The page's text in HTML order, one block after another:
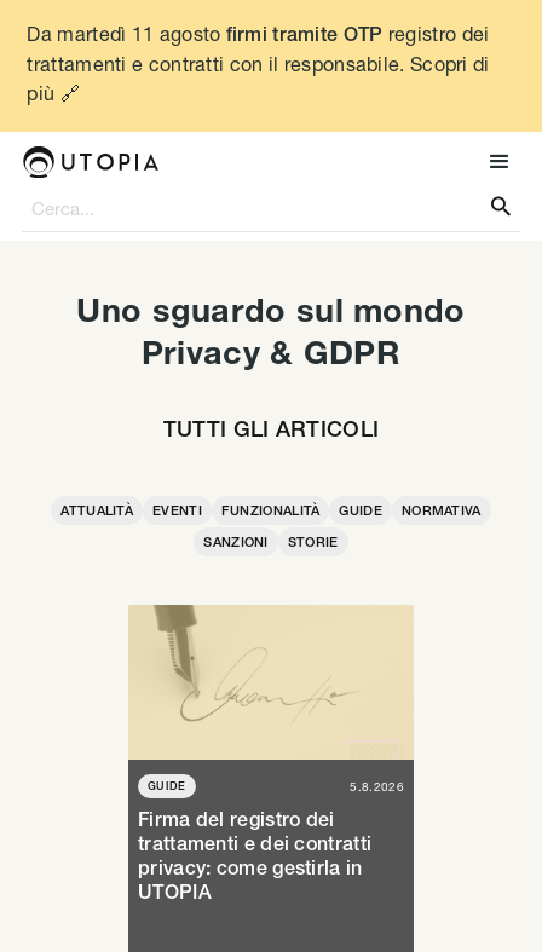
Da martedì 11 agosto firmi tramite OTP registro dei
trattamenti e contratti con il responsabile. Scopri di
più 🔗

Uno sguardo sul mondo
Privacy & GDPR
TUTTI GLI ARTICOLI
ATTUALITÀ EVENTI FUNZIONALITÀ GUIDE
NORMATIVA
SANZIONI
STORIE
GUIDE 5.8.2026
Firma del registro dei
trattamenti e dei contratti
privacy: come gestirla in
UTOPIA